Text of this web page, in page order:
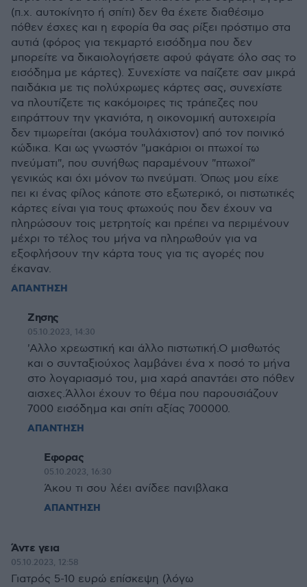
(π.χ. αυτοκίνητο ή σπίτι) δεν θα έχετε διαθέσιμο
πόθεν έσχες και η εφορία θα σας ρίξει πρόστιμο στα
αυτιά (φόρος για τεκμαρτό εισόδημα που δεν
μπορείτε να δικαιολογήσετε αφού φάγατε όλο σας το
εισόδημα με κάρτες). Συνεχίστε να παίζετε σαν μικρά
παιδάκια με τις πολύχρωμες κάρτες σας, συνεχίστε
να πλουτίζετε τις κακόμοιρες τις τράπεζες που
ειπράττουν την γκανιότα, η οικονομική αυτοχειρία
δεν τιμωρείται (ακόμα τουλάχιστον) από τον ποινικό
κώδικα. Και ως γνωστόν "μακάριοι οι πτωχοί τω
πνεύματι", που συνήθως παραμένουν "πτωχοί"
γενικώς και όχι μόνον τω πνεύματι. Όπως μου είχε
πει κι ένας φίλος κάποτε στο εξωτερικό, οι πιστωτικές
κάρτες είναι για τους φτωχούς που δεν έχουν να
πληρώσουν τοις μετρητοίς και πρέπει να περιμένουν
μέχρι το τέλος του μήνα να πληρωθούν για να
εξοφλήσουν την κάρτα τους για τις αγορές που
έκαναν.
ΑΠΑΝΤΗΣΗ
Ζησης
05.10.2023, 14:30
'Αλλο χρεωστική και άλλο πιστωτική.Ο μισθωτός
και ο συνταξιούχος λαμβάνει ένα χ ποσό το μήνα
στο λογαριασμό του, μια χαρά απαντάει στο πόθεν
αισχες.Άλλοι έχουν το θέμα που παρουσιάζουν
7000 εισόδημα και σπίτι αξίας 700000.
ΑΠΑΝΤΗΣΗ
Εφορας
05.10.2023, 16:30
Άκου τι σου λέει ανίδεε πανιβλακα
ΑΠΑΝΤΗΣΗ
Άντε γεια
05.10.2023, 12:58
Γιατρός 5-10 ευρώ επίσκεψη (λόγω